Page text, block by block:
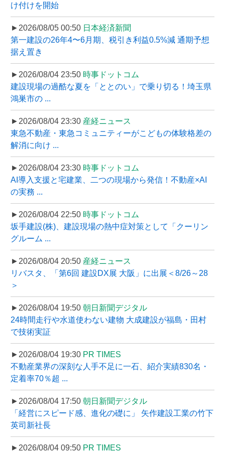
け付けを開始
►2026/08/05 00:50 日本経済新聞
第一建設の26年4〜6月期、税引き利益0.5%減 通期予想
据え置き
►2026/08/04 23:50 時事ドットコム
建設現場の過酷な夏を「ととのい」で乗り切る！埼玉県
鴻巣市の ...
►2026/08/04 23:30 産経ニュース
東急不動産・東急コミュニティーがこどもの体験格差の
解消に向け ...
►2026/08/04 23:30 時事ドットコム
AI導入支援と宅建業、二つの現場から発信！不動産×AI
の実務 ...
►2026/08/04 22:50 時事ドットコム
坂手建設(株)、建設現場の熱中症対策として「クーリン
グルーム ...
►2026/08/04 20:50 産経ニュース
リバスタ、「第6回 建設DX展 大阪」に出展＜8/26～28
＞
►2026/08/04 19:50 朝日新聞デジタル
24時間走行や水道使わない建物 大成建設が福島・田村
で技術実証
►2026/08/04 19:30 PR TIMES
不動産業界の深刻な人手不足に一石、紹介実績830名・
定着率70％超 ...
►2026/08/04 17:50 朝日新聞デジタル
「経営にスピード感、進化の礎に」 矢作建設工業の竹下
英司新社長
►2026/08/04 09:50 PR TIMES